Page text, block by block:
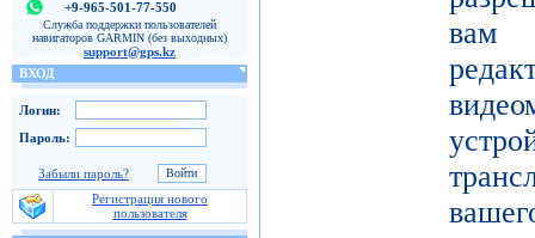
+9-965-501-77-550
Служба поддержки пользователей
навигаторов GARMIN (без выходных)
support@gps.kz
ВХОД
Логин:
Пароль:
Забыли пароль?
Регистрация нового
пользователя
вам